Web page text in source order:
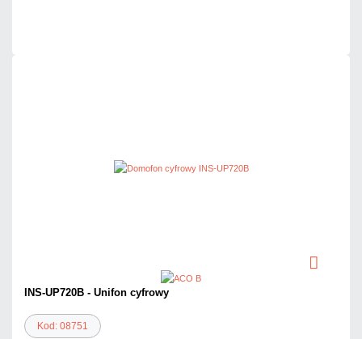
INS-UP720B - Unifon cyfrowy
Kod: 08751